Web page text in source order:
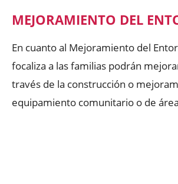
MEJORAMIENTO DEL
En cuanto al Mejoramiento del
focaliza a las familias podrán
través de la construcción o
equipamiento comunitario o de